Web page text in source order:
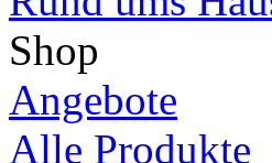
Shop
Angebote
Alle Produkte